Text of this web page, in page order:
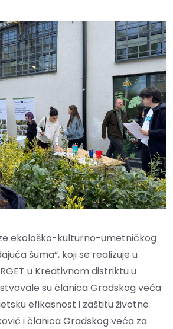
ekološko-kulturno-umetničkog
šuma“, koji se realizuje u
u Kreativnom distriktu u
su članica Gradskog veća
efikasnost i zaštitu životne
i članica Gradskog veća za